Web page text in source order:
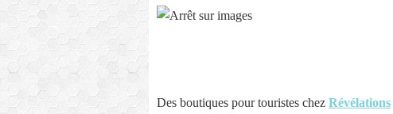
Des boutiques pour touristes chez Révélations